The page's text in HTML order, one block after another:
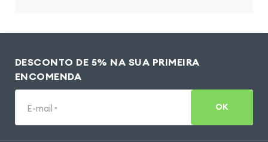
DESCONTO DE 5% NA SUA PRIMEIRA
ENCOMENDA
E-mail * OK